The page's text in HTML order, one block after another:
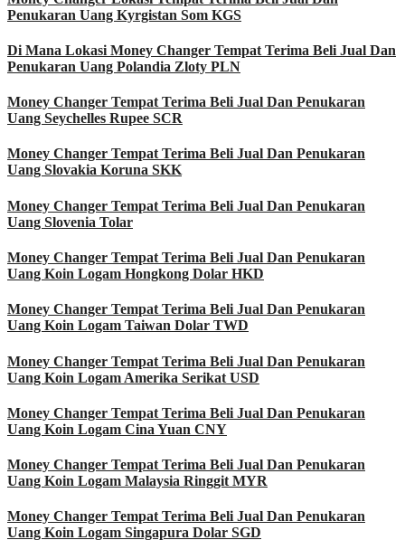
Penukaran Uang Kyrgistan Som KGS
Di Mana Lokasi Money Changer Tempat Terima Beli Jual Dan
Penukaran Uang Polandia Zloty PLN
Money Changer Tempat Terima Beli Jual Dan Penukaran
Uang Seychelles Rupee SCR
Money Changer Tempat Terima Beli Jual Dan Penukaran
Uang Slovakia Koruna SKK
Money Changer Tempat Terima Beli Jual Dan Penukaran
Uang Slovenia Tolar
Money Changer Tempat Terima Beli Jual Dan Penukaran
Uang Koin Logam Hongkong Dolar HKD
Money Changer Tempat Terima Beli Jual Dan Penukaran
Uang Koin Logam Taiwan Dolar TWD
Money Changer Tempat Terima Beli Jual Dan Penukaran
Uang Koin Logam Amerika Serikat USD
Money Changer Tempat Terima Beli Jual Dan Penukaran
Uang Koin Logam Cina Yuan CNY
Money Changer Tempat Terima Beli Jual Dan Penukaran
Uang Koin Logam Malaysia Ringgit MYR
Money Changer Tempat Terima Beli Jual Dan Penukaran
Uang Koin Logam Singapura Dolar SGD